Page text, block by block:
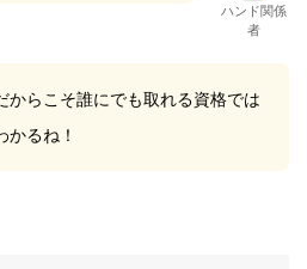
ハンド関係
者
からこそ誰にでも取れる資格では
かるね！